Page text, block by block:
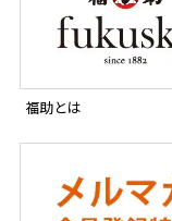
福助とは